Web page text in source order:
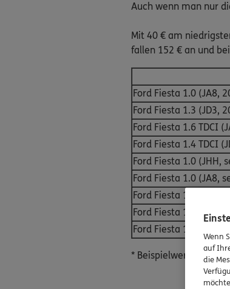
Auch wenn man nur
Mit 40 € am
fallen 152 € an und
Ford Fiesta 1.0 (JA8,
Ford Fiesta 1.3 (JD3,
Ford Fiesta 1.6 TDCI
Ford Fiesta 1.4 TDCI
Ford Fiesta 1.0 (JHH,
Ford Fiesta 1.0 (JA8,
Ford Fiesta 1.3 (JD3,
Ford Fiesta 1.6 TDCI
Ford Fiesta 1.4 TDCI
* Beispielwerte, die je
Wenn
auf
die